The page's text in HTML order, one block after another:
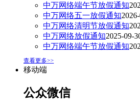
中万网络端午节放假通知
中万网络五一放假通知
中万网络清明节放假通知
中万网络放假通知2025-09-
中万网络端午节放假通知
查看更多>>
移动端
公众微信